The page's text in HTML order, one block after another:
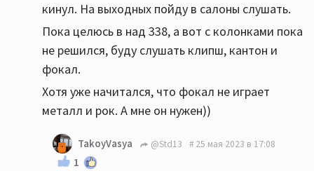
кинул. На выходных пойду в салоны слушать.
Пока целюсь в над 338, а вот с колонками пока
не решился, буду слушать клипш, кантон и
фокал.
Хотя уже начитался, что фокал не играет
металл и рок. А мне он нужен))
TakoyVasya @Std13 25 мая 2023 в 17:08
1